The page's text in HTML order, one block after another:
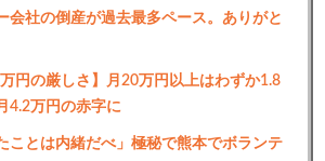
会社の倒産が過去最多ペース。ありがと
万円の厳しさ】月20万円以上はわずか1.8
4.2万円の赤字に
ことは内緒だべ」極秘で熊本でボランテ